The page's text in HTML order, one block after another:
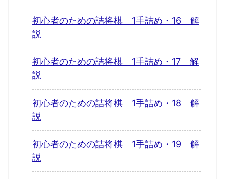
初心者のための詰将棋 1手詰め・16 解
説
初心者のための詰将棋 1手詰め・17 解
説
初心者のための詰将棋 1手詰め・18 解
説
初心者のための詰将棋 1手詰め・19 解
説